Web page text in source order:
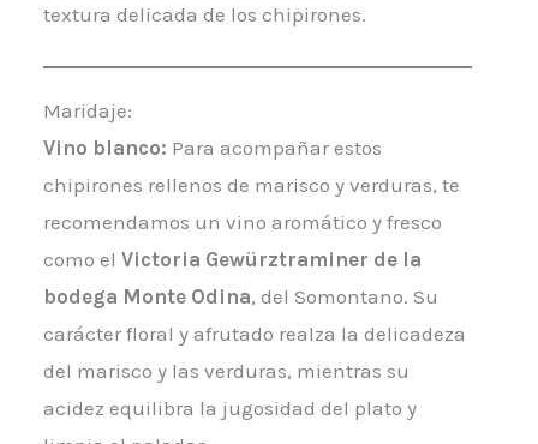
textura delicada de los chipirones.
Maridaje:
Vino blanco: Para acompañar estos
chipirones rellenos de marisco y verduras, te
recomendamos un vino aromático y fresco
como el Victoria Gewürztraminer de la
bodega Monte Odina, del Somontano. Su
carácter floral y afrutado realza la delicadeza
del marisco y las verduras, mientras su
acidez equilibra la jugosidad del plato y